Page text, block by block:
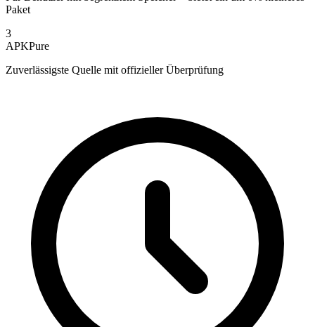
Paket
3
APKPure
Zuverlässigste Quelle mit offizieller Überprüfung